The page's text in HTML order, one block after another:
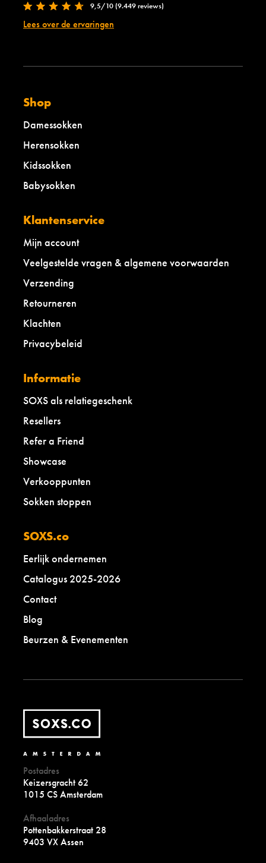
9,5/10 (9.449 reviews)
Lees over de ervaringen
Shop
Damessokken
Herensokken
Kidssokken
Babysokken
Klantenservice
Mijn account
Veelgestelde vragen & algemene voorwaarden
Verzending
Retourneren
Klachten
Privacybeleid
Informatie
SOXS als relatiegeschenk
Resellers
Refer a Friend
Showcase
Verkooppunten
Sokken stoppen
SOXS.co
Eerlijk ondernemen
Catalogus 2025-2026
Contact
Blog
Beurzen & Evenementen
Postadres
Keizersgracht 62
1015 CS Amsterdam
Afhaaladres
Pottenbakkerstraat 28
9403 VX Assen